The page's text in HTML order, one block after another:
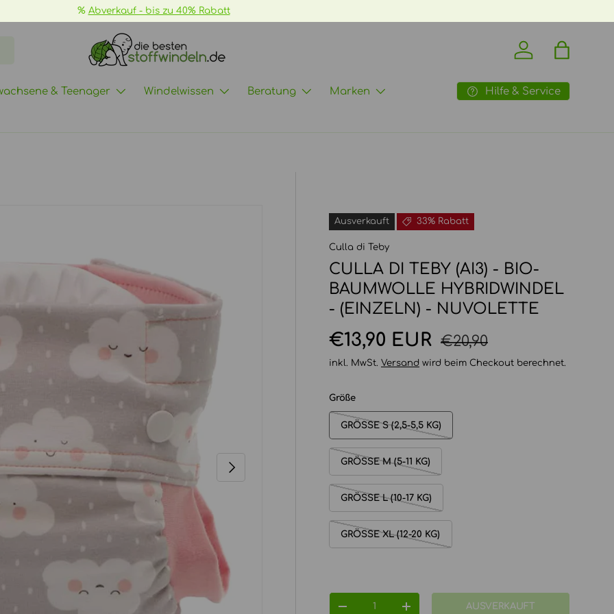
% Abverkauf - bis zu 40% Rabatt
Einloggen
& Teenager Windelwissen Beratung Marken Hilfe & Service
NÄCHSTE
Ausverkauft 33% Rabatt
Culla di Teby
CULLA DI TEBY (AI3) - BIO-
BAUMWOLLE HYBRIDWINDEL
- (EINZELN) - NUVOLETTE
Verkaufspreis
€13,90 EUR Normaler Preis
€20,90
inkl. MwSt. Versand wird beim Checkout berechnet.
Größe
GRÖSSE S (2,5-5,5 KG)
GRÖSSE M (5-11 KG)
GRÖSSE L (10-17 KG)
GRÖSSE XL (12-20 KG)
MENGE VERRINGERNMENGE ERHÖHENAUSVERKAUFT